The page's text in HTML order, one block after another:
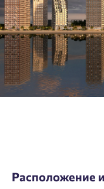
Расположение
персональных данных.